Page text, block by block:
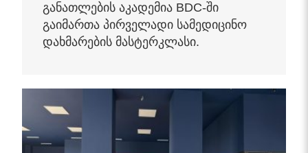
განათლების აკადემია BDC-ში
გაიმართა პირველადი სამედიცინო
დახმარების მასტერკლასი.